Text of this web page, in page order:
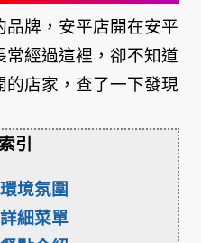
牌，安平店開在安平
經過這裡，卻不知道
店家，查了一下發現
引
境氛圍
細菜單